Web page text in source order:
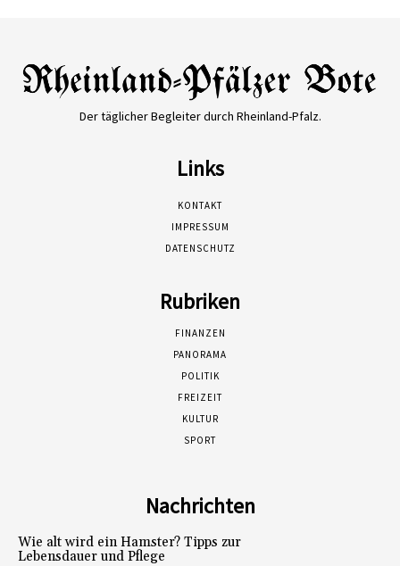
Der täglicher Begleiter durch Rheinland-Pfalz.
Links
KONTAKT
IMPRESSUM
DATENSCHUTZ
Rubriken
FINANZEN
PANORAMA
POLITIK
FREIZEIT
KULTUR
SPORT
Nachrichten
Wie alt wird ein Hamster? Tipps zur
Lebensdauer und Pflege